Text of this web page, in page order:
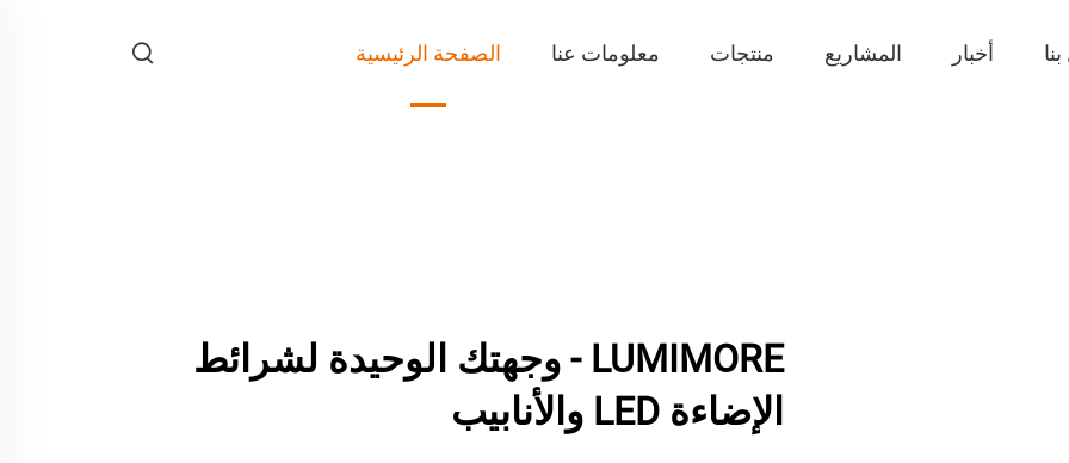
الصفحة الرئيسية معلومات عنا منتجات المشاريع أخبار
LUMIMORE - وجهتك الوحيدة لشرائط
الإضاءة LED والأنابيب